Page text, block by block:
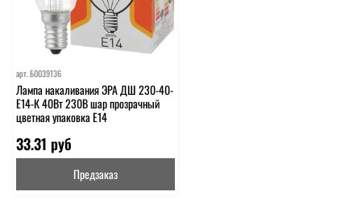
арт.Б0039136
Лампа накаливания ЭРА ДШ 230-40-
E14-К 40Вт 230В шар прозрачный
цветная упаковка E14
33.31 руб
Предзаказ